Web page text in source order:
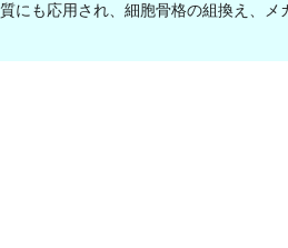
も応用され、細胞骨格の組換え、